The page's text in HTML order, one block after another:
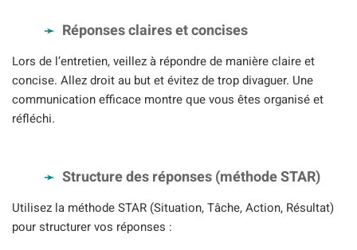
Réponses claires et concises
Lors de l’entretien, veillez à répondre de manière claire et
concise. Allez droit au but et évitez de trop divaguer. Une
communication efficace montre que vous êtes organisé et
réfléchi.
Structure des réponses (méthode STAR)
Utilisez la méthode STAR (Situation, Tâche, Action, Résultat)
pour structurer vos réponses :